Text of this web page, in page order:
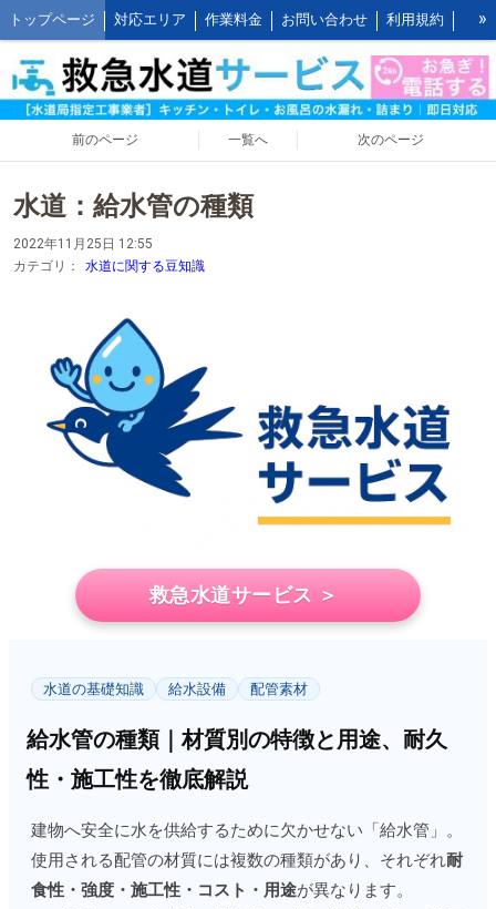
トップページ 対応エリア 作業料金 お問い合わせ 利用規約
水道修理の作業報告 水道修理の施工事例 よくあるご質問 FAQ
救水の水道修理ブログ お客様の声とご感想 WEB割引ご利用方法
公式LINEアカウント キッチンの作業料金
屋外の作業料金
»
前のページ 一覧へ 次のページ
水道：給水管の種類
2022年11月25日 12:55
カテゴリ：
水道に関する豆知識
救急水道サービス ＞
水道の基礎知識 給水設備 配管素材
給水管の種類｜材質別の特徴と用途、耐久
性・施工性を徹底解説
建物へ安全に水を供給するために欠かせない「給水管」。
使用される配管の材質には複数の種類があり、それぞれ耐
食性・強度・施工性・コスト・用途が異なります。